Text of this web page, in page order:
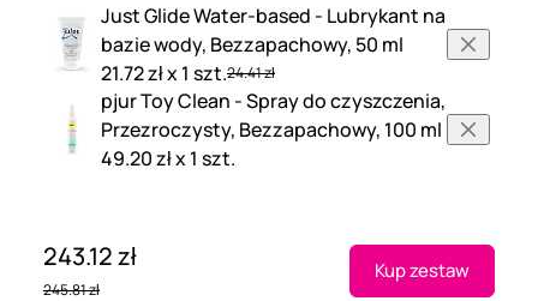
Just Glide Water-based - Lubrykant na
bazie wody, Bezzapachowy, 50 ml
21.72 zł x 1 szt.24.41 zł
pjur Toy Clean - Spray do czyszczenia,
Przezroczysty, Bezzapachowy, 100 ml
49.20 zł x 1 szt.
243.12 zł
245.81 zł
Kup zestaw